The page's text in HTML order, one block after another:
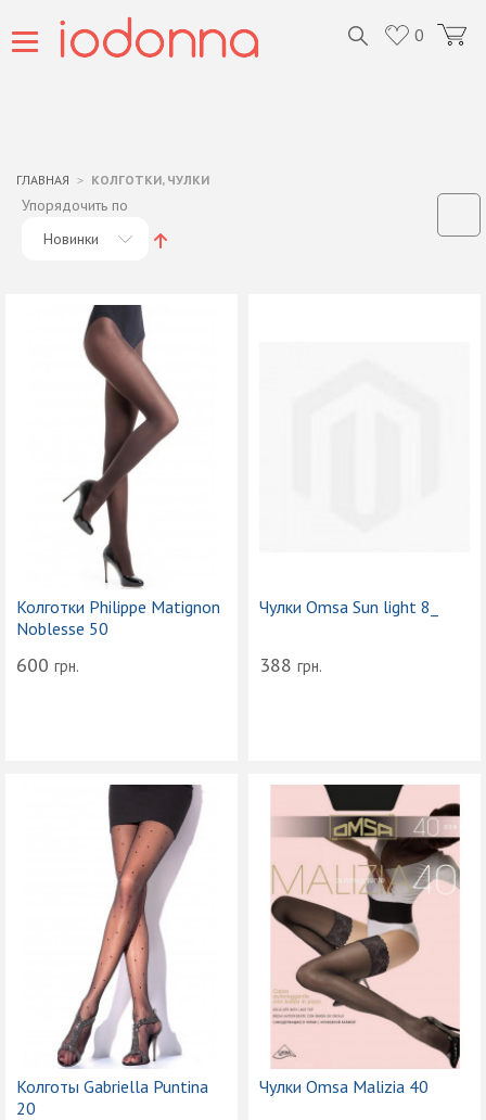
0
ГЛАВНАЯ КОЛГОТКИ, ЧУЛКИ
Упорядочить по
Новинки
Колготки Philippe Matignon
Noblesse 50
600 грн.
Чулки Omsa Sun light 8_
388 грн.
Колготы Gabriella Puntina
20
Чулки Omsa Malizia 40